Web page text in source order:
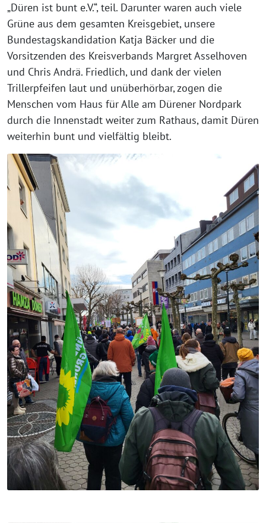
„Düren ist bunt e.V.“, teil. Darunter waren auch viele
Grüne aus dem gesamten Kreisgebiet, unsere
Bundestagskandidation Katja Bäcker und die
Vorsitzenden des Kreisverbands Margret Asselhoven
und Chris Andrä. Friedlich, und dank der vielen
Trillerpfeifen laut und unüberhörbar, zogen die
Menschen vom Haus für Alle am Dürener Nordpark
durch die Innenstadt weiter zum Rathaus, damit Düren
weiterhin bunt und vielfältig bleibt.